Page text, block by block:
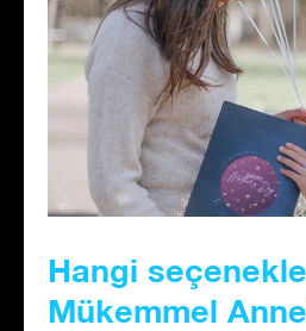
Hangi
Mükemmel